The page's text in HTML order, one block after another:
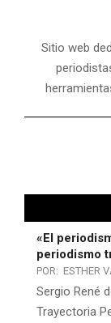
Sitio web
«El
periodismo
POR: ESTHER
Sergio René
Trayectoria